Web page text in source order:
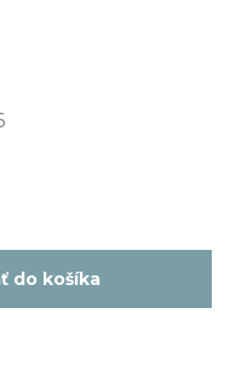
do košíka